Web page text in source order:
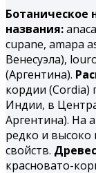
Ботаническое
названия:
cupane, amapa
Венесуэла),
(Аргентина).
кордии (Cordia)
Индии, в
Аргентина). На
редко и высоко
свойств.
красновато-